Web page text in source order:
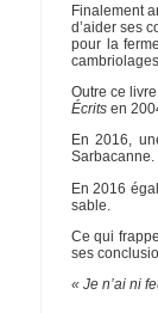
Finalement
d’aider ses
pour la
Outre ce
Écritsen
En 2016,
Sarbacanne.
En 2016
sable.
Ce qui
ses
« Je n’ai ni